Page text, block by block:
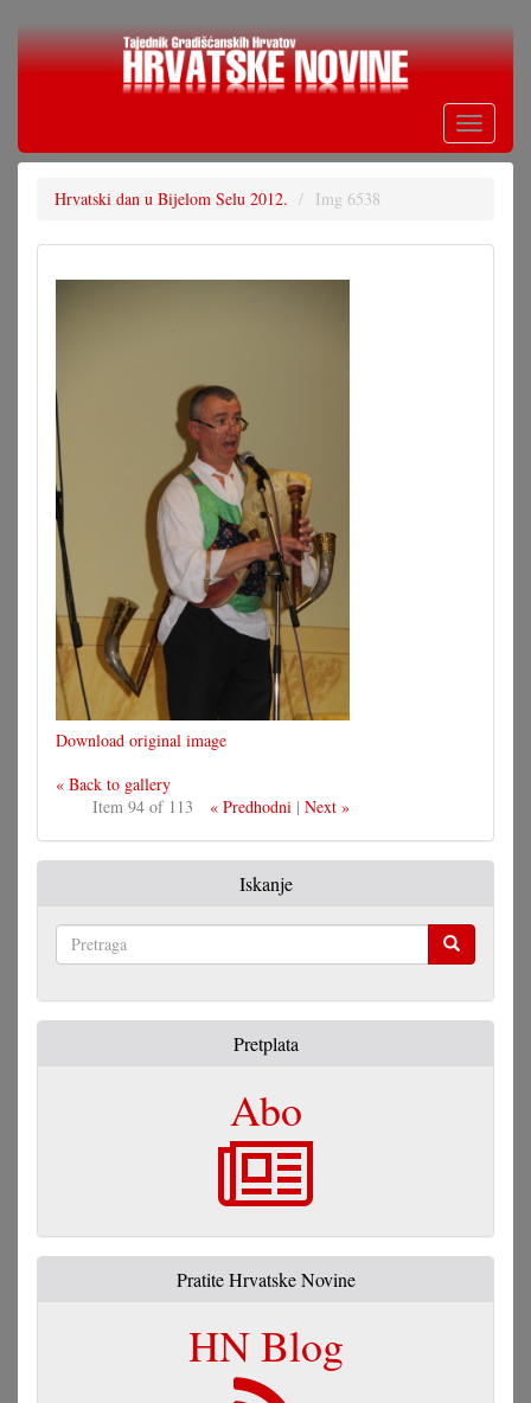
Skoči
Toggle
Hrvatski dan u Bijelom Selu 2012. Img 6538
Download original image
« Back to gallery
Item 94 of 113
« Predhodni | Next »
Iskanje
Pretplata
Abo
Pratite Hrvatske Novine
HN Blog